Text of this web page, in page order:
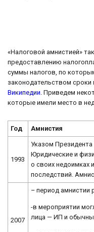
«Налоговой амнистией»
предоставлению
суммы налогов, по
законодательством сроки
Википедии. Приведем
которые имели место в
Год Амнистия
1993
Указом
Юридические и
о своих недоимках
последствий.
2007
– период амнистии
-в мероприятии
лица — ИП и